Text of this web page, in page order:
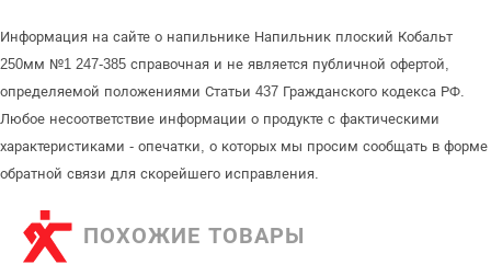
Информация на сайте о напильнике Напильник плоский Кобальт
250мм №1 247-385 справочная и не является публичной офертой,
определяемой положениями Статьи 437 Гражданского кодекса РФ.
Любое несоответствие информации о продукте с фактическими
характеристиками - опечатки, о которых мы просим сообщать в форме
обратной связи для скорейшего исправления.
ПОХОЖИЕ ТОВАРЫ